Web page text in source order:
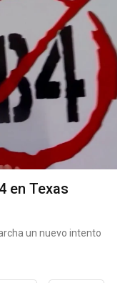
en Texas
un nuevo intento